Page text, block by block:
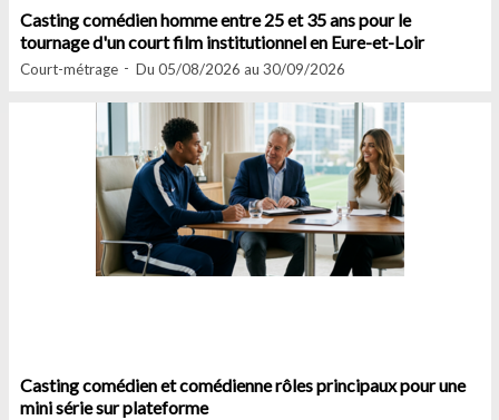
Casting comédien homme entre 25 et 35 ans pour le
tournage d'un court film institutionnel en Eure-et-Loir
Court-métrage Du 05/08/2026 au 30/09/2026
Casting comédien et comédienne rôles principaux pour une
mini série sur plateforme